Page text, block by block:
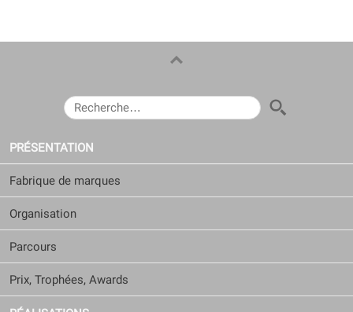
RECHERCHER :
PRÉSENTATION
Fabrique de marques
Organisation
Parcours
Prix, Trophées, Awards